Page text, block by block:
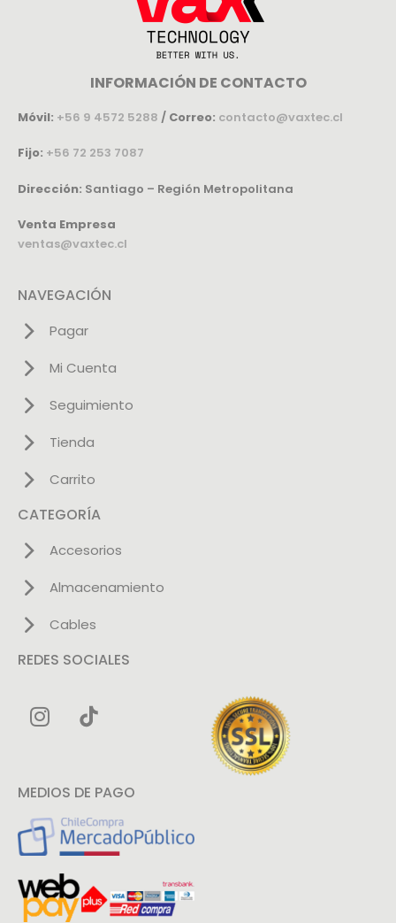
INFORMACIÓN DE CONTACTO
Móvil: +56 9 4572 5288 / Correo: contacto@vaxtec.cl
Fijo: +56 72 253 7087
Dirección: Santiago – Región Metropolitana
Venta Empresa
ventas@vaxtec.cl
NAVEGACIÓN
Pagar
Mi Cuenta
Seguimiento
Tienda
Carrito
CATEGORÍA
Accesorios
Almacenamiento
Cables
REDES SOCIALES
MEDIOS DE PAGO